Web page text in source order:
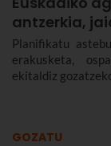
antzerkia,
Planifikatu
erakusketa,
ekitaldiz
GOZATU